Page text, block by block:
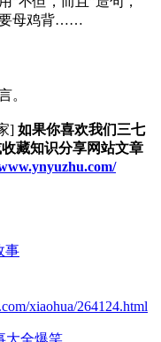
要母鸡背……
。
] 如果你喜欢我们三七
藏知识分享网站文章
事
xiaohua/264124.html
大全爆笑